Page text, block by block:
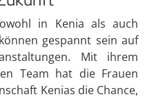
in Kenia als auch
gespannt sein auf
Mit ihrem
Team hat die Frauen
Kenias die Chance,